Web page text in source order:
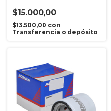
$15.000,00
$13.500,00 con
Transferencia o depósito